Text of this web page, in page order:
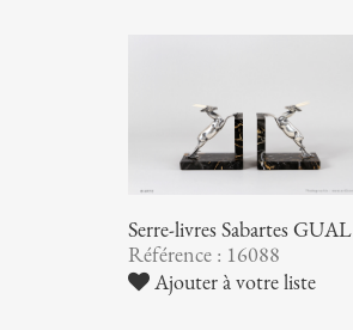
Serre-livres Sabartes GUAL
Référence : 16088
Ajouter à votre liste